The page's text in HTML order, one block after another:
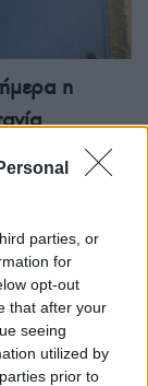
parties, or
for
opt-out
that after your
seeing
utilized by
prior to
η